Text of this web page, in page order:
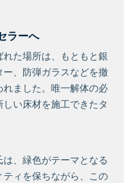
ラーへ
た場所は、もともと銀
、防弾ガラスなどを撤
ました。唯一解体の必
い床材を施工できたタ
、緑色がテーマとなる
ィを保ちながら、この